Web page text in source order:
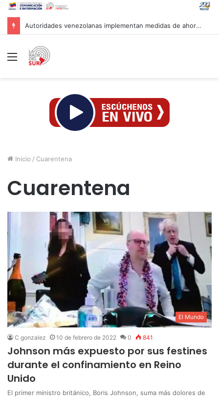
Marca País y Hotel Cayena se unen en favor de lo hecho en Venezuela
Menú
Inicio / Cuarentena
Cuarentena
El Mundo
C gonzalez 10 de febrero de 2022 0 841
Johnson más expuesto por sus festines
durante el confinamiento en Reino
Unido
El primer ministro británico, Boris Johnson, suma más dolores de